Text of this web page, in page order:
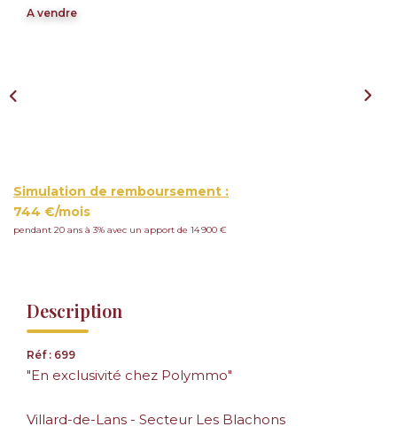
A vendre
Simulation de remboursement :
744 €/mois
pendant 20 ans à 3% avec un apport de 14 900 €
Description
Réf : 699
"En exclusivité chez Polymmo"
Villard-de-Lans - Secteur Les Blachons